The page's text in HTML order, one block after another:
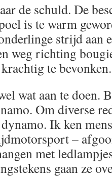
de schuld. De
is te warm
strijd aan
weg richting
te bevonken.
wat aan te doen.
Om diverse
Ik ken
–
met
gaan ze